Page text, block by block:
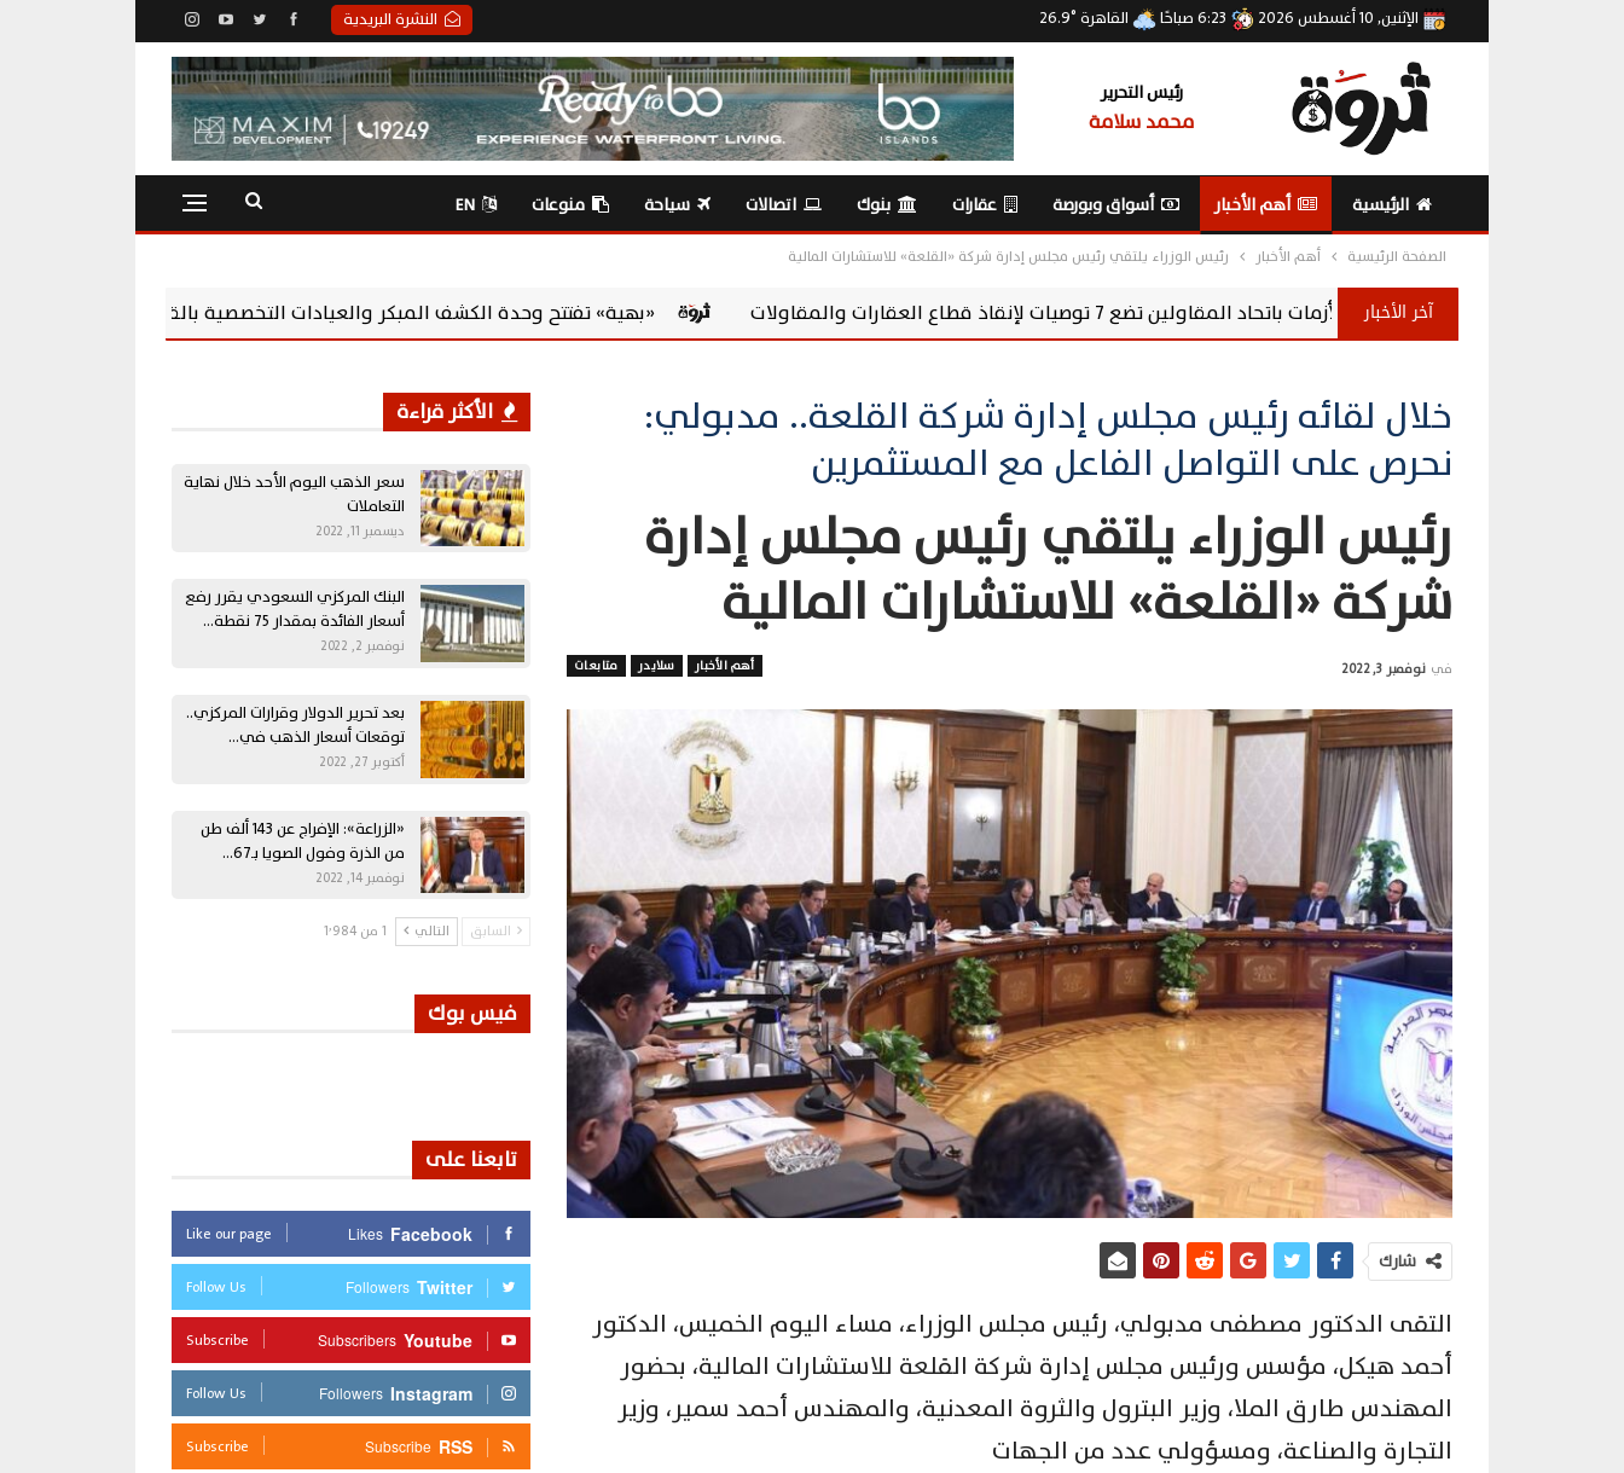
النشرة البريدية الإثنين, 10 أغسطس 2026 القاهرة°
26.9
رئيس التحرير
محمد سلامة
الرئيسية أهم الأخبار أسواق وبورصة عقارات بنوك اتصالات سياحة منوعات EN
الصفحة الرئيسية أهم الأخبار رئيس الوزراء يلتقي رئيس مجلس إدارة شركة «القلعة» للاستشارات المالية
آخر الأخبار
الأزمات باتحاد المقاولين تضع 7 توصيات لإنقاذ قطاع العقارات والمقاولات «بهية» تفتتح وحدة الكشف المبكر والعيادات التخصصية بالقاهرة الجديدة ضمن خطتها للتوسع في شرق
خلال لقائه رئيس مجلس إدارة شركة القلعة.. مدبولي:
نحرص على التواصل الفاعل مع المستثمرين
رئيس الوزراء يلتقي رئيس مجلس إدارة
شركة «القلعة» للاستشارات المالية
أهم الأخبار سلايدر متابعات في نوفمبر 3, 2022
شارك
التقى الدكتور مصطفى مدبولي، رئيس مجلس الوزراء، مساء اليوم الخميس، الدكتور
أحمد هيكل، مؤسس ورئيس مجلس إدارة شركة القلعة للاستشارات المالية، بحضور
المهندس طارق الملا، وزير البترول والثروة المعدنية، والمهندس أحمد سمير، وزير
التجارة والصناعة، ومسؤولي عدد من الجهات
الأكثر قراءة
سعر الذهب اليوم الأحد خلال نهاية
التعاملات
ديسمبر 11, 2022
البنك المركزي السعودي يقرر رفع
أسعار الفائدة بمقدار 75 نقطة…
نوفمبر 2, 2022
بعد تحرير الدولار وقرارات المركزي..
توقعات أسعار الذهب في…
أكتوبر 27, 2022
«الزراعة»: الإفراج عن 143 ألف طن
من الذرة وفول الصويا بـ67…
نوفمبر 14, 2022
السابق التالي 1 من 1٬984
فيس بوك
تابعنا على
Facebook
Likes
Like our page
Twitter
Followers
Follow Us
Youtube
Subscribers
Subscribe
Instagram
Followers
Follow Us
RSS
Subscribe
Subscribe